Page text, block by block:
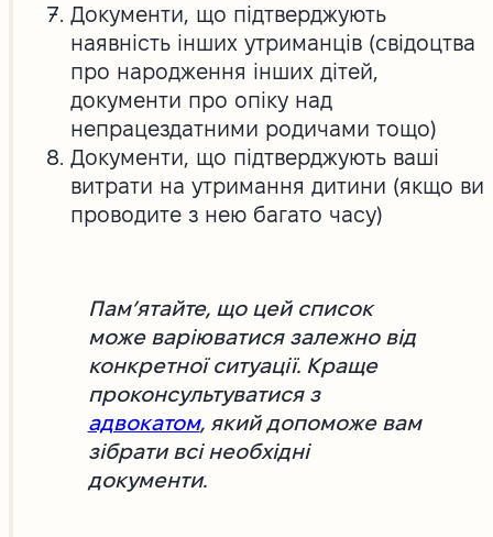
Документи, що підтверджують
наявність інших утриманців (свідоцтва
про народження інших дітей,
документи про опіку над
непрацездатними родичами тощо)
Документи, що підтверджують ваші
витрати на утримання дитини (якщо ви
проводите з нею багато часу)
Пам’ятайте, що цей список
може варіюватися залежно від
конкретної ситуації. Краще
проконсультуватися з
адвокатом, який допоможе вам
зібрати всі необхідні
документи.